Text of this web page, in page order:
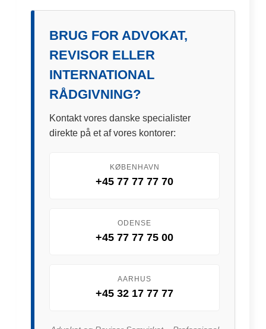
BRUG FOR ADVOKAT,
REVISOR ELLER
INTERNATIONAL
RÅDGIVNING?
Kontakt vores danske specialister
direkte på et af vores kontorer:
KØBENHAVN
+45 77 77 77 70
ODENSE
+45 77 77 75 00
AARHUS
+45 32 17 77 77